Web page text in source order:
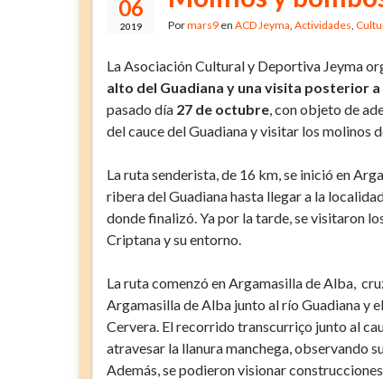
06
2019 Pormars9 en ACD Jeyma Actividades
La Asociación Cultural y Deportiva Jeyma
alto del Guadiana y una visita posterior
pasado día 27 de octubre , con objeto de
del cauce del Guadiana y visitar los molinos
La ruta senderista, de 16 km, se inició en
ribera del Guadiana hasta llegar a la
donde finalizó. Ya por la tarde, se visitaron
Criptana y su entorno.
La ruta comenzó en Argamasilla de Alba,
Argamasilla de Alba junto al río Guadiana y
Cervera. El recorrido transcurriço junto al
atravesar la llanura manchega, observando
Además, se podieron visionar